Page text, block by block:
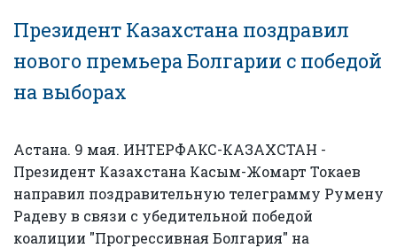
Президент Казахстана поздравил
нового премьера Болгарии с победой
на выборах
Астана. 9 мая. ИНТЕРФАКС-КАЗАХСТАН -
Президент Казахстана Касым-Жомарт Токаев
направил поздравительную телеграмму Румену
Радеву в связи с убедительной победой
коалиции "Прогрессивная Болгария" на